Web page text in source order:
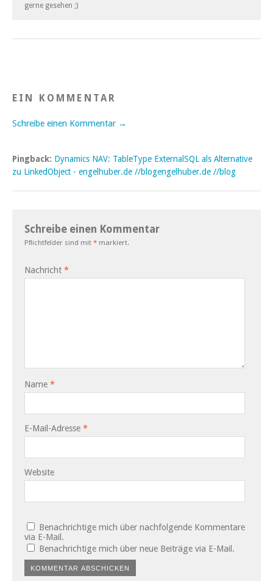
gerne gesehen ;)
EIN KOMMENTAR
Schreibe einen Kommentar →
Pingback: Dynamics NAV: TableType ExternalSQL als Alternative
zu LinkedObject - engelhuber.de //blogengelhuber.de //blog
Schreibe einen Kommentar
Pflichtfelder sind mit * markiert.
Nachricht *
Name *
E-Mail-Adresse *
Website
Benachrichtige mich über nachfolgende Kommentare
via E-Mail.
Benachrichtige mich über neue Beiträge via E-Mail.